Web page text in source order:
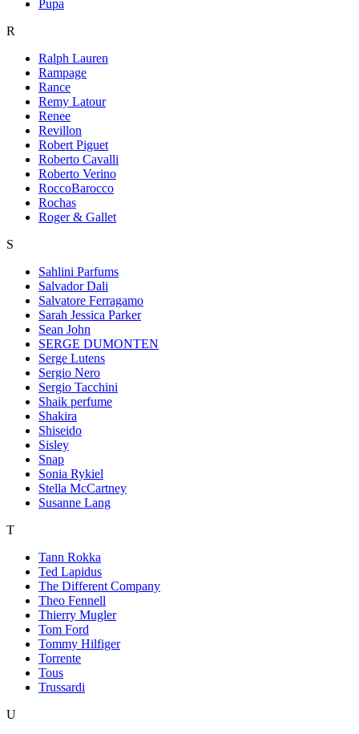
Pupa
R
Ralph Lauren
Rampage
Rance
Remy Latour
Renee
Revillon
Robert Piguet
Roberto Cavalli
Roberto Verino
RoccoBarocco
Rochas
Roger & Gallet
S
Sahlini Parfums
Salvador Dali
Salvatore Ferragamo
Sarah Jessica Parker
Sean John
SERGE DUMONTEN
Serge Lutens
Sergio Nero
Sergio Tacchini
Shaik perfume
Shakira
Shiseido
Sisley
Snap
Sonia Rykiel
Stella McCartney
Susanne Lang
T
Tann Rokka
Ted Lapidus
The Different Company
Theo Fennell
Thierry Mugler
Tom Ford
Tommy Hilfiger
Torrente
Tous
Trussardi
U